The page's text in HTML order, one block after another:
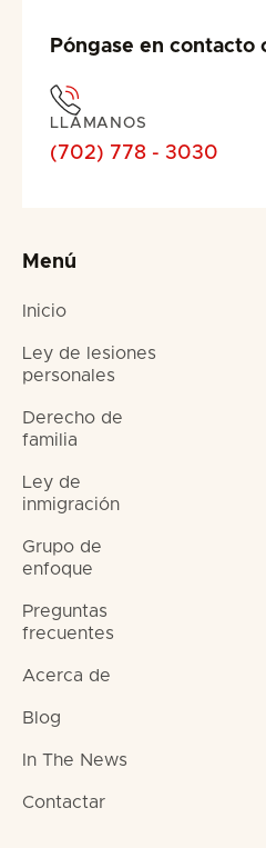
Menú
Inicio
Ley de lesiones
personales
Derecho de
familia
Ley de
inmigración
Grupo de
enfoque
Preguntas
frecuentes
Acerca de
Blog
In The News
Contactar
Póngase en contacto
LLÁMANOS
(702) 778 - 3030